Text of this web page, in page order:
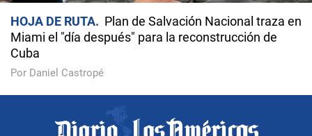
HOJA DE RUTA
Plan de Salvación Nacional traza en
Miami el "día después" para la reconstrucción de
Cuba
Por Daniel Castropé